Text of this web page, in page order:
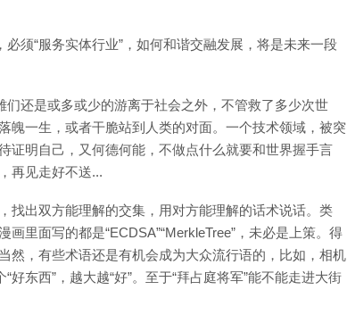
须“服务实体行业”，如何和谐交融发展，将是未来一段
还是或多或少的游离于社会之外，不管救了多少次世
魄一生，或者干脆站到人类的对面。一个技术领域，被突
证明自己，又何德何能，不做点什么就要和世界握手言
再见走好不送...
找出双方能理解的交集，用对方能理解的话术说话。类
里面写的都是“ECDSA”“MerkleTree”，未必是上策。得
然，有些术语还是有机会成为大众流行语的，比如，相机
东西”，越大越“好”。至于“拜占庭将军”能不能走进大街